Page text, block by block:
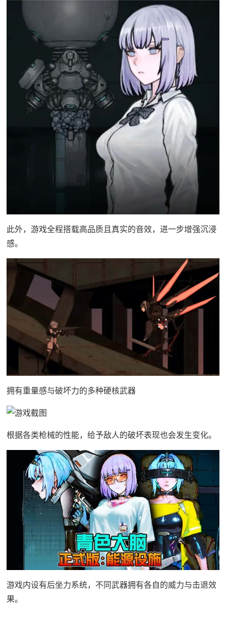
此外，游戏全程搭载高品质且真实的音效，进一步增强沉浸
感。
拥有重量感与破坏力的多种硬核武器
根据各类枪械的性能，给予敌人的破坏表现也会发生变化。
游戏内设有后坐力系统，不同武器拥有各自的威力与击退效
果。